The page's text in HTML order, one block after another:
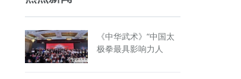
《中华武术》“中国太
极拳最具影响力人